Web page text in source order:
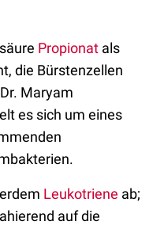
Propionat als
die Bürstenzellen
Maryam
es sich um eines
Leukotriene ab;
auf die